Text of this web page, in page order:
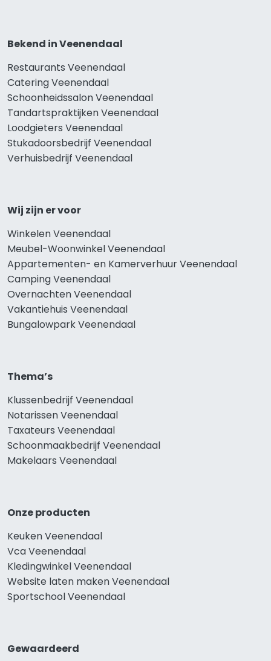
Bekend in Veenendaal
Restaurants Veenendaal
Catering Veenendaal
Schoonheidssalon Veenendaal
Tandartspraktijken Veenendaal
Loodgieters Veenendaal
Stukadoorsbedrijf Veenendaal
Verhuisbedrijf Veenendaal
Wij zijn er voor
Winkelen Veenendaal
Meubel-Woonwinkel Veenendaal
Appartementen- en Kamerverhuur Veenendaal
Camping Veenendaal
Overnachten Veenendaal
Vakantiehuis Veenendaal
Bungalowpark Veenendaal
Thema’s
Klussenbedrijf Veenendaal
Notarissen Veenendaal
Taxateurs Veenendaal
Schoonmaakbedrijf Veenendaal
Makelaars Veenendaal
Onze producten
Keuken Veenendaal
Vca Veenendaal
Kledingwinkel Veenendaal
Website laten maken Veenendaal
Sportschool Veenendaal
Gewaardeerd